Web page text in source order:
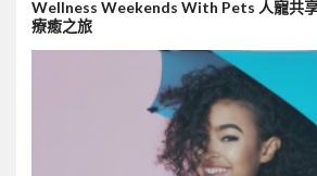
Wellness Weekends With Pets 人寵共
療癒之旅